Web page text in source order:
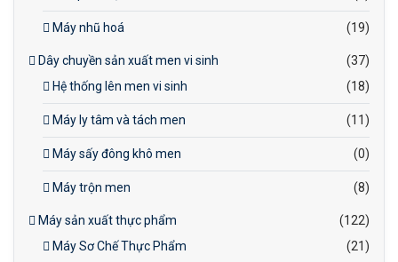
Máy nhũ hoá (19)
Dây chuyền sản xuất men vi sinh
(37)
Hệ thống lên men vi sinh
(18)
Máy ly tâm và tách men (11)
Máy sấy đông khô men (0)
Máy trộn men (8)
Máy sản xuất thực phẩm
(122)
Máy Sơ Chế Thực Phẩm
(21)